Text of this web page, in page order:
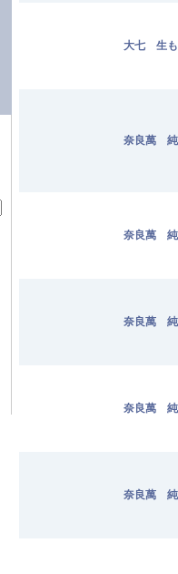
大七 生
奈良萬
奈良萬
奈良萬
奈良萬
奈良萬